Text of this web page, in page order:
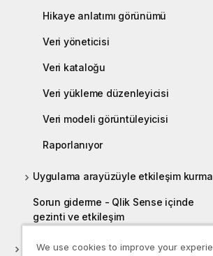
Hikaye anlatımı görünümü
Veri yöneticisi
Veri kataloğu
Veri yükleme düzenleyicisi
Veri modeli görüntüleyicisi
Raporlanıyor
Uygulama arayüzüyle etkileşim kurma
Sorun giderme - Qlik Sense içinde
gezinti ve etkileşim
Verileri keşfetmek için analiz kullanma
We use cookies to improve your